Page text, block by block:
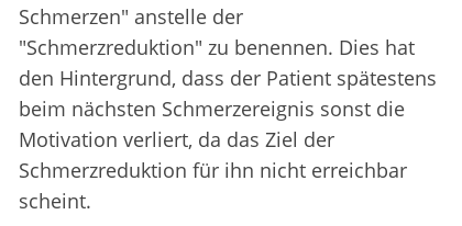
Schmerzen" anstelle der
"Schmerzreduktion" zu benennen. Dies hat
den Hintergrund, dass der Patient spätestens
beim nächsten Schmerzereignis sonst die
Motivation verliert, da das Ziel der
Schmerzreduktion für ihn nicht erreichbar
scheint.